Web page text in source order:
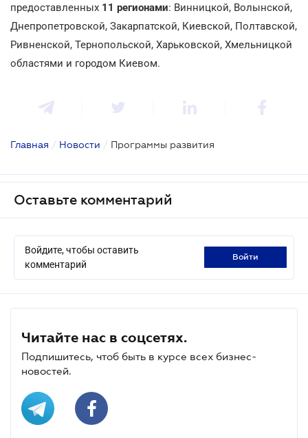
предоставленных 11 регионами: Винницкой, Волынской,
Днепропетровской, Закарпатской, Киевской, Полтавской,
Ривненской, Тернопольской, Харьковской, Хмельницкой
областями и городом Киевом.
Главная / Новости / Программы развития
Оставьте комментарий
Войдите, чтобы оставить
комментарий
войти
Читайте нас в соцсетях.
Подпишитесь, чтоб быть в курсе всех бизнес-
новостей.